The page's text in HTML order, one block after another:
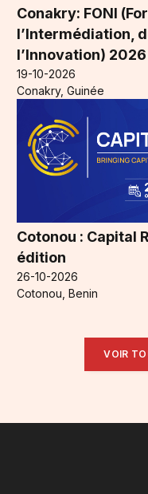
Conakry: FONI
l’Intermédiation,
l’Innovation) 2026
19-10-2026
Conakry, Guinée
Cotonou : Capital
édition
26-10-2026
Cotonou, Benin
VOIR